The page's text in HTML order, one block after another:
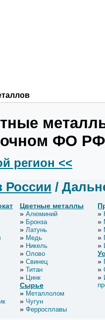
ФО РФ
регион <<
России /
Цветные металлы
Алюминий
Бронза
Латунь
Медь
Никель
Олово
Свинец
Титан
Цинк
Сырье
Металлолом
Чугун
Ферросплавы